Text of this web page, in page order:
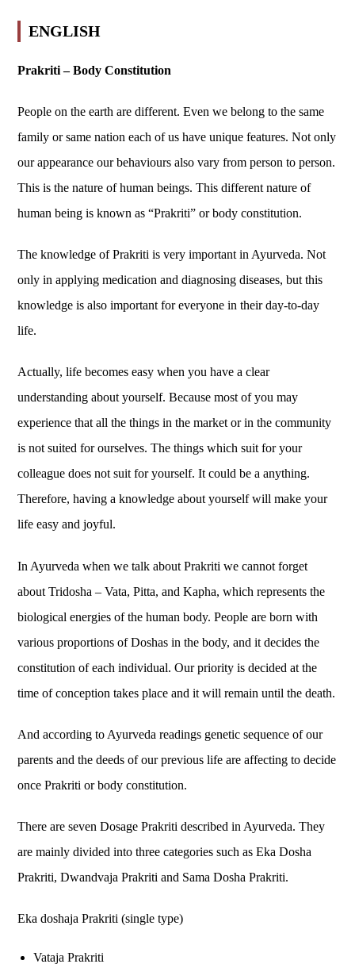
ENGLISH
Prakriti – Body Constitution
People on the earth are different. Even we belong to the same
family or same nation each of us have unique features. Not only
our appearance our behaviours also vary from person to person.
This is the nature of human beings. This different nature of
human being is known as “Prakriti” or body constitution.
The knowledge of Prakriti is very important in Ayurveda. Not
only in applying medication and diagnosing diseases, but this
knowledge is also important for everyone in their day-to-day
life.
Actually, life becomes easy when you have a clear
understanding about yourself. Because most of you may
experience that all the things in the market or in the community
is not suited for ourselves. The things which suit for your
colleague does not suit for yourself. It could be a anything.
Therefore, having a knowledge about yourself will make your
life easy and joyful.
In Ayurveda when we talk about Prakriti we cannot forget
about Tridosha – Vata, Pitta, and Kapha, which represents the
biological energies of the human body. People are born with
various proportions of Doshas in the body, and it decides the
constitution of each individual. Our priority is decided at the
time of conception takes place and it will remain until the death.
And according to Ayurveda readings genetic sequence of our
parents and the deeds of our previous life are affecting to decide
once Prakriti or body constitution.
There are seven Dosage Prakriti described in Ayurveda. They
are mainly divided into three categories such as Eka Dosha
Prakriti, Dwandvaja Prakriti and Sama Dosha Prakriti.
Eka doshaja Prakriti (single type)
Vataja Prakriti